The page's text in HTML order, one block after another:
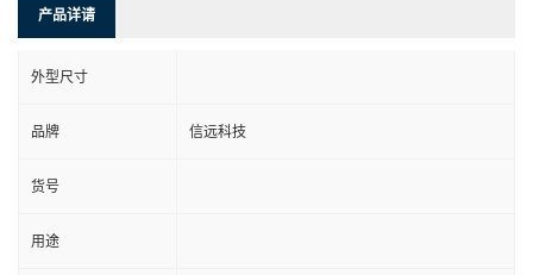
产品详请
外型尺寸
品牌 信远科技
货号
用途